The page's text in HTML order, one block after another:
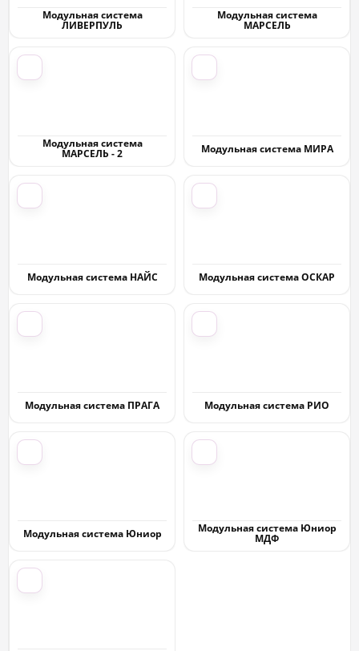
Модульная система
ЛИВЕРПУЛЬ
Модульная система
МАРСЕЛЬ
Модульная система
МАРСЕЛЬ - 2 Модульная система МИРА
Модульная система НАЙС Модульная система ОСКАР
Модульная система ПРАГА Модульная система РИО
Модульная система Юниор Модульная система Юниор
МДФ